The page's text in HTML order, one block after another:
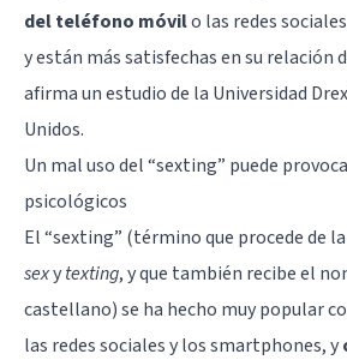
del teléfono móvilo las redes sociales
y están más satisfechas en su relación
afirma un estudio de la Universidad
Unidos.
Un mal uso del “sexting” puede
psicológicos
El “sexting” (término que procede de
sexytexting, y que también recibe el
castellano) se ha hecho muy popular
las redes sociales y los smartphones, y